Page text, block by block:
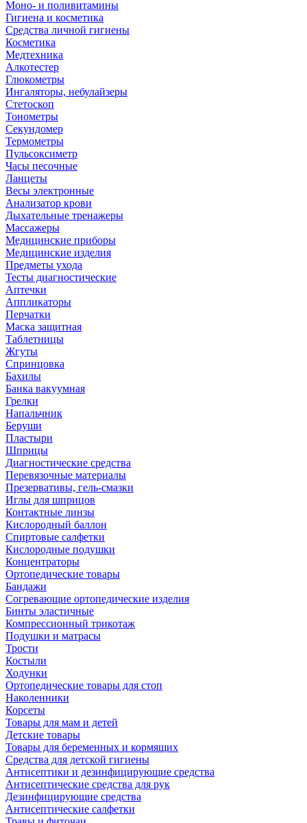
Моно- и поливитамины
Гигиена и косметика
Средства личной гигиены
Косметика
Медтехника
Алкотестер
Глюкометры
Ингаляторы, небулайзеры
Стетоскоп
Тонометры
Секундомер
Термометры
Пульсоксиметр
Часы песочные
Ланцеты
Весы электронные
Анализатор крови
Дыхательные тренажеры
Массажеры
Медицинские приборы
Медицинские изделия
Предметы ухода
Тесты диагностические
Аптечки
Аппликаторы
Перчатки
Маска защитная
Таблетницы
Жгуты
Спринцовка
Бахилы
Банка вакуумная
Грелки
Напальчник
Беруши
Пластыри
Шприцы
Диагностические средства
Перевязочные материалы
Презервативы, гель-смазки
Иглы для шприцов
Контактные линзы
Кислородный баллон
Спиртовые салфетки
Кислородные подушки
Концентраторы
Ортопедические товары
Бандажи
Согревающие ортопедические изделия
Бинты эластичные
Компрессионный трикотаж
Подушки и матрасы
Трости
Костыли
Ходунки
Ортопедические товары для стоп
Наколенники
Корсеты
Товары для мам и детей
Детские товары
Товары для беременных и кормящих
Средства для детской гигиены
Антисептики и дезинфицирующие средства
Антисептические средства для рук
Дезинфицирующие средства
Антисептические салфетки